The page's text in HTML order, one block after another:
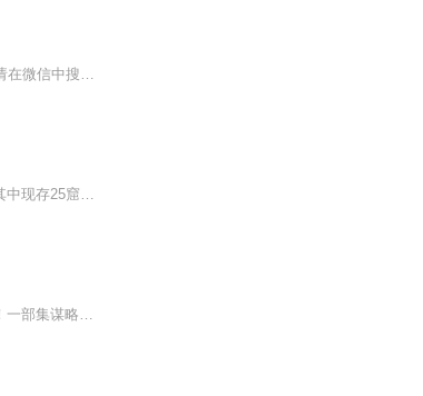
【收听须知】1、逆天龙尊陆鸣2、由于音频节目更新的比较慢，如想快速阅读小说文字版的全部章节，请在微信中搜索公/众/号【毛毛虫文学】，关注后，并在公/众/号中回复：【1081】，便可快速阅读小说文字版全集。（注意：需要在公/众/号中回复才有效哦）
天龙山石窟，始凿于东魏，历经北齐、隋、唐开凿，其中以唐代造像最为精美，其开创了天龙山式样。其中现存25窟及500余尊造像，是中国石窟艺术的巅峰代表。其造像融合印度犍陀罗艺术与中原技法，北齐秀骨清像与唐代丰满圆润交相辉映，第9窟十一面观音像更以...
一场中国古代的谍中谍大战！一场明朝末年内部斗争与博弈的重演！一部真实细腻震撼万分的历史大片！一部集谋略、权斗、后宫、谍战、爱情为一体的长篇巨作！公元1600年。后金在努尔哈赤的统治下励精图治，问鼎中原。在此关键时刻，他们埋伏在大明的一条重要...